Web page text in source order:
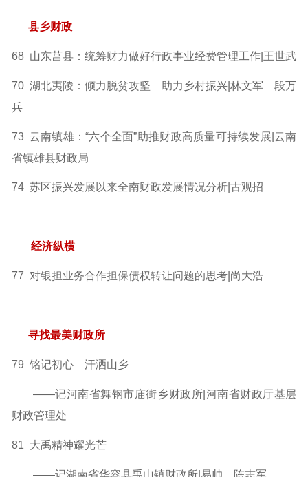
县乡财政
68 山东莒县：统筹财力做好行政事业经费管理工作|王世武
70 湖北夷陵：倾力脱贫攻坚 助力乡村振兴|林文军 段万
兵
73 云南镇雄：“六个全面”助推财政高质量可持续发展|云南
省镇雄县财政局
74 苏区振兴发展以来全南财政发展情况分析|古观招
经济纵横
77 对银担业务合作担保债权转让问题的思考|尚大浩
寻找最美财政所
79 铭记初心 汗洒山乡
——记河南省舞钢市庙街乡财政所|河南省财政厅基层
财政管理处
81 大禹精神耀光芒
——记湖南省华容县禹山镇财政所|易帅 陈志军